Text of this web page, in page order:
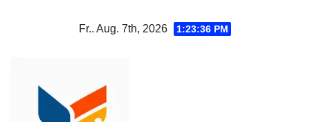
Fr.. Aug. 7th, 2026 1:23:36 PM